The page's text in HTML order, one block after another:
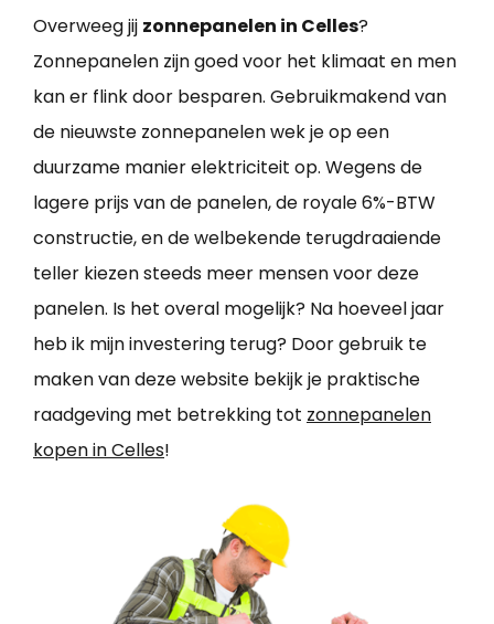
Overweeg jij zonnepanelen in Celles?
Zonnepanelen zijn goed voor het klimaat en men
kan er flink door besparen. Gebruikmakend van
de nieuwste zonnepanelen wek je op een
duurzame manier elektriciteit op. Wegens de
lagere prijs van de panelen, de royale 6%-BTW
constructie, en de welbekende terugdraaiende
teller kiezen steeds meer mensen voor deze
panelen. Is het overal mogelijk? Na hoeveel jaar
heb ik mijn investering terug? Door gebruik te
maken van deze website bekijk je praktische
raadgeving met betrekking tot zonnepanelen
kopen in Celles!